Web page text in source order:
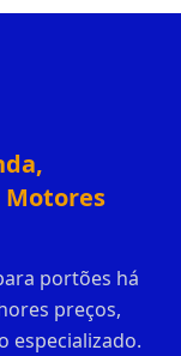
Motores
portões há
preços,
especializado.